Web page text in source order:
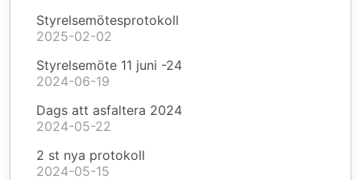
Styrelsemötesprotokoll
2025-02-02
Styrelsemöte 11 juni -24
2024-06-19
Dags att asfaltera 2024
2024-05-22
2 st nya protokoll
2024-05-15